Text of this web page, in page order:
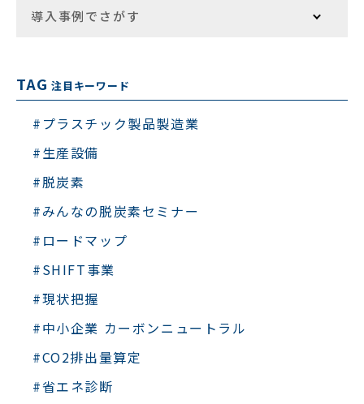
導入事例でさがす
TAG 注目キーワード
#プラスチック製品製造業
#生産設備
#脱炭素
#みんなの脱炭素セミナー
#ロードマップ
#SHIFT事業
#現状把握
#中小企業 カーボンニュートラル
#CO2排出量算定
#省エネ診断